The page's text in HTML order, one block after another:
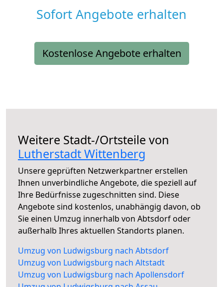
Sofort Angebote erhalten
Kostenlose Angebote erhalten
Weitere Stadt-/Ortsteile von
Lutherstadt Wittenberg
Unsere geprüften Netzwerkpartner erstellen
Ihnen unverbindliche Angebote, die speziell auf
Ihre Bedürfnisse zugeschnitten sind. Diese
Angebote sind kostenlos, unabhängig davon, ob
Sie einen Umzug innerhalb von Abtsdorf oder
außerhalb Ihres aktuellen Standorts planen.
Umzug von Ludwigsburg nach Abtsdorf
Umzug von Ludwigsburg nach Altstadt
Umzug von Ludwigsburg nach Apollensdorf